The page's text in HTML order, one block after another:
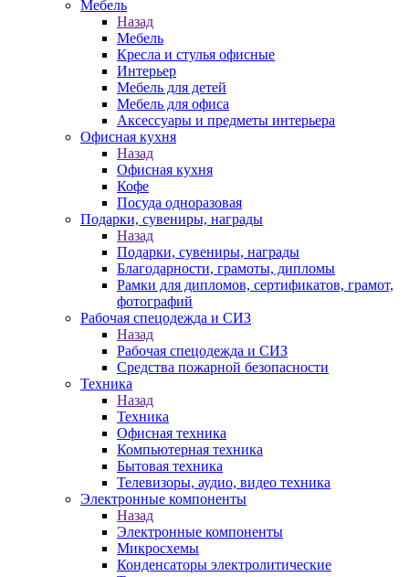
Мебель
Назад
Мебель
Кресла и стулья офисные
Интерьер
Мебель для детей
Мебель для офиса
Аксессуары и предметы интерьера
Офисная кухня
Назад
Офисная кухня
Кофе
Посуда одноразовая
Подарки, сувениры, награды
Назад
Подарки, сувениры, награды
Благодарности, грамоты, дипломы
Рамки для дипломов, сертификатов, грамот,
фотографий
Рабочая спецодежда и СИЗ
Назад
Рабочая спецодежда и СИЗ
Средства пожарной безопасности
Техника
Назад
Техника
Офисная техника
Компьютерная техника
Бытовая техника
Телевизоры, аудио, видео техника
Электронные компоненты
Назад
Электронные компоненты
Микросхемы
Конденсаторы электролитические